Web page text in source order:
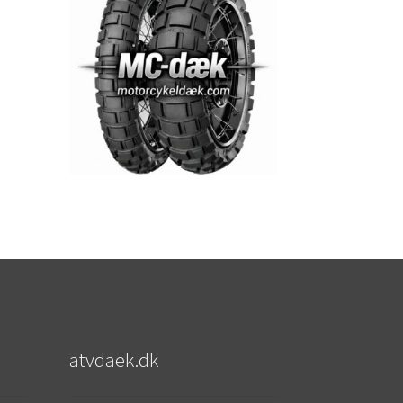
atvdaek.dk